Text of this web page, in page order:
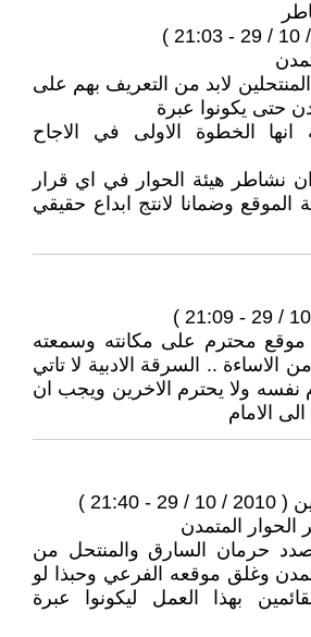
لابد من التعريف بهم على
حتى يكونوا عبرة
انها الخطوة الاولى في الاجاح
ان نشاطر هيئة الحوار في اي قرار
الموقع وضمانا لانتج ابداع حقيقي
محترم على مكانته وسمعته
الاساءة .. السرقة الادبية لا تاتي
نفسه ولا يحترم الاخرين ويجب ان
الامام
)
الحوار المتمدن
حرمان السارق والمنتحل من
وغلق موقعه الفرعي وحبذا لو
بهذا العمل ليكونوا عبرة